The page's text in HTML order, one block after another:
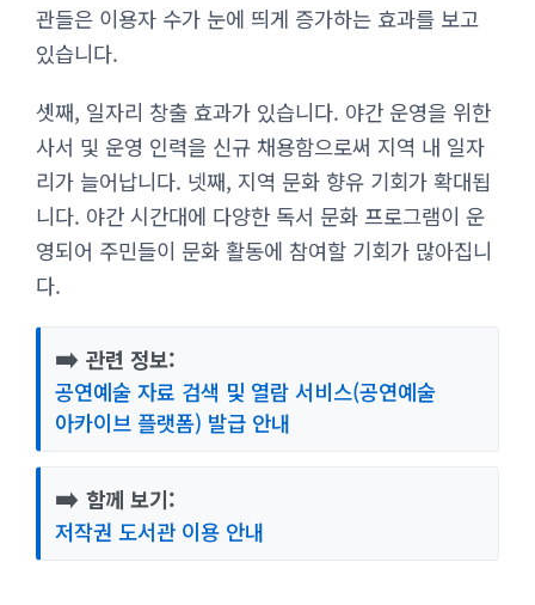
관들은 이용자 수가 눈에 띄게 증가하는 효과를 보고
있습니다.
셋째, 일자리 창출 효과가 있습니다. 야간 운영을 위한
사서 및 운영 인력을 신규 채용함으로써 지역 내 일자
리가 늘어납니다. 넷째, 지역 문화 향유 기회가 확대됩
니다. 야간 시간대에 다양한 독서 문화 프로그램이 운
영되어 주민들이 문화 활동에 참여할 기회가 많아집니
다.
➡️ 관련 정보:
공연예술 자료 검색 및 열람 서비스(공연예술
아카이브 플랫폼) 발급 안내
➡️ 함께 보기:
저작권 도서관 이용 안내